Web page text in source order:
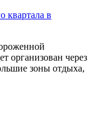
квартала в
организован через
зоны отдыха,